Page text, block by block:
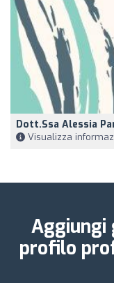
Dott.ssa Alessia
Visualizza
Aggiungi
profilo